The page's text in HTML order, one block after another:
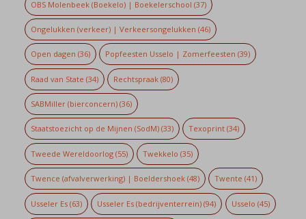
OBS Molenbeek (Boekelo) | Boekelerschool (37)
Ongelukken (verkeer) | Verkeersongelukken (46)
Open dagen (36) Popfeesten Usselo | Zomerfeesten (39)
Raad van State (34) Rechtspraak (80)
SABMiller (bierconcern)(36)
Staatstoezicht op de Mijnen (SodM)(33) Texoprint (34)
Tweede Wereldoorlog(55) Twekkelo (35)
Twence (afvalverwerking) | Boeldershoek(48) Twente (41)
Usseler Es(63) Usseler Es (bedrijventerrein) (94) Usselo (45)